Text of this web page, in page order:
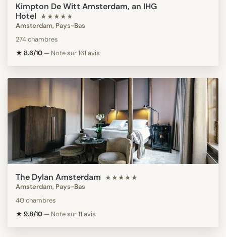
Kimpton De Witt Amsterdam, an IHG
Hotel
★★★★★
Amsterdam, Pays-Bas
274 chambres
★ 8.6/10 — Note sur 161 avis
The Dylan Amsterdam ★★★★★
Amsterdam, Pays-Bas
40 chambres
★ 9.8/10 — Note sur 11 avis